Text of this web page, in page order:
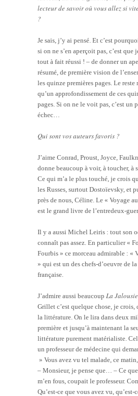
lecteur de savoir où vous allez si
?
Je sais, j’y ai pensé. Et c’est
si on ne s’en aperçoit pas, c’est que
tout à fait réussi ! – de donner un
résumé, de première vision de
les quinze premières pages. Le reste
qu’un approfondissement de ces
pages. Si on ne le voit pas, c’est un
échec…
Qui sont vos auteurs favoris ?
J’aime Conrad, Proust, Joyce,
donne beaucoup à voir, à toucher, à
Ce qui m’a le plus touché, je crois
les Russes, surtout Dostoïevsky, et
près de nous, Céline. Le « Voyage
est le grand livre de l’entredeux-
Il y a aussi Michel Leiris : tout son
connaît pas assez. En particulier «
Fourbis » ce morceau admirable : «
» qui est un des chefs-d’oeuvre de
française.
J’admire aussi beaucoup La Jalousie
Grillet c’est quelque chose, je crois,
la littérature. On le lira dans deux
première et jusqu’à maintenant la
littérature purement matérialiste.
un professeur de médecine qui
» Vous avez vu tel malade, ce matin,
– Monsieur, je pense que… – Ce
m’en fous, coupait le professeur.
Qu’est-ce que vous avez vu, qu’est-